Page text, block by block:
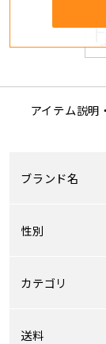
アイテム説明
ブランド名
性別
カテゴリ
送料